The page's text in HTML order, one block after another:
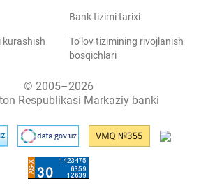
kurashish
Bank tizimi tarixi
To‘lov tizimining rivojlanish
bosqichlari
© 2005–2026
Respublikasi Markaziy banki